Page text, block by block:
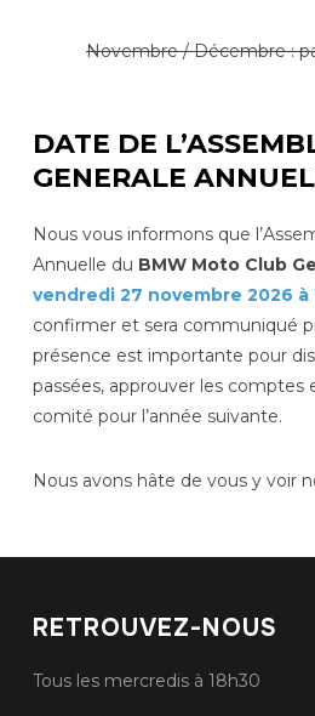
Novembre / Décembre :
DATE DE
GENERALE
Nous vous informons que
Annuelle du BMW Moto Club
vendredi 27 novembre 2026 à
confirmer et sera communiqué
présence est importante pour
passées, approuver les comptes
comité pour l’année suivante.
Nous avons hâte de vous y voir
RETROUVEZ-NOUS
Tous les mercredis à 18h30